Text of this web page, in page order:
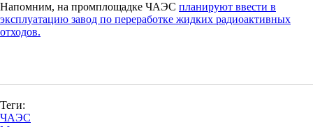
Напомним, на промплощадке ЧАЭС планируют ввести в
эксплуатацию завод по переработке жидких радиоактивных
отходов.
Теги:
ЧАЭС